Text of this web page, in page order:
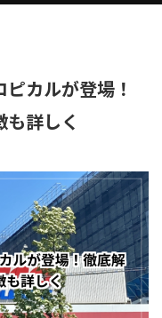
カルが登場！
詳しく